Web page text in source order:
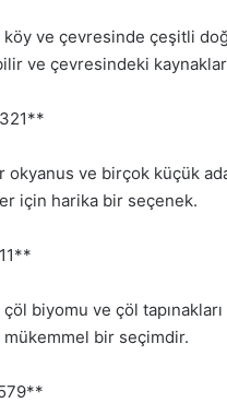
ve çevresinde çeşitli
ve çevresindeki
ve birçok küçük
için harika bir seçenek.
biyomu ve çöl
bir seçimdir.